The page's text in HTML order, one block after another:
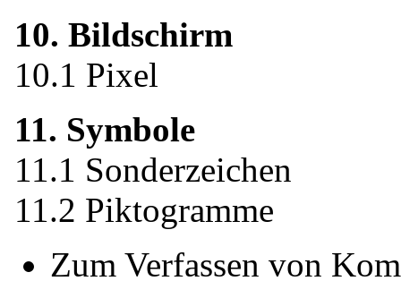
10. Bildschirm
10.1 Pixel
11. Symbole
11.1 Sonderzeichen
11.2 Piktogramme
Zum Verfassen von